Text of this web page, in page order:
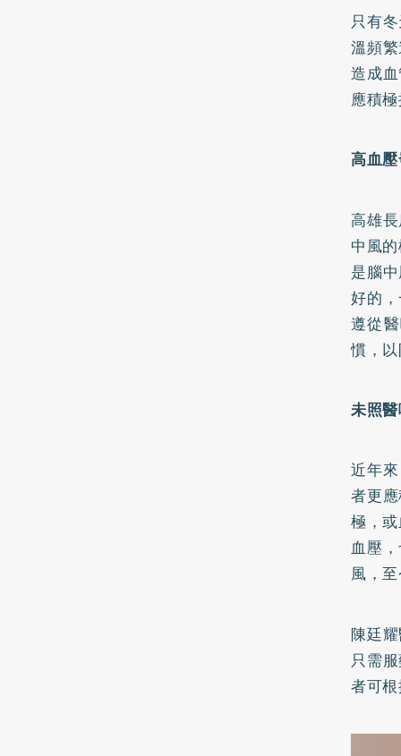
只有
溫頻
造成
應積
高血
高雄
中風
是腦
好的
遵從
慣，
未照
近年
者更
極，
血壓
風，
陳廷
只需
者可